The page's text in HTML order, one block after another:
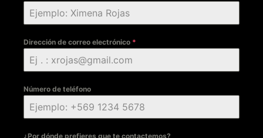
Dirección de correo electrónico *
Número de teléfono
¿Por dónde prefieres que te contactemos?